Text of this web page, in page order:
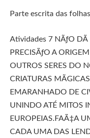
Parte escrita das
Atividades 7 NÃƒO
PRECISÃƒO A
OUTROS SERES DO
CRIATURAS
EMARANHADO DE
UNINDO ATÉ MITOS
EUROPEIAS.FAÃ‡A
CADA UMA DAS